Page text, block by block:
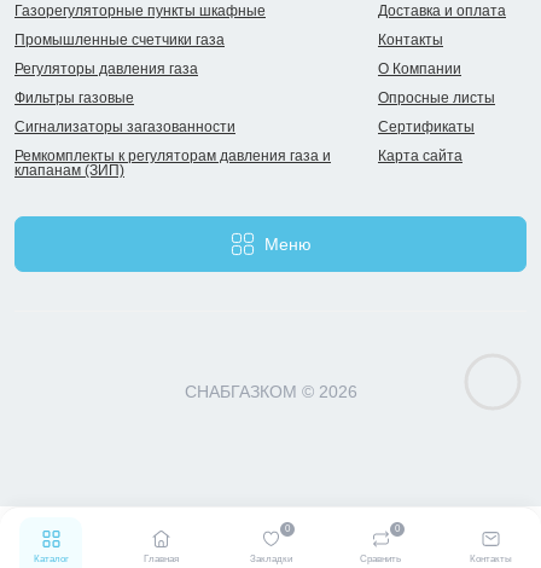
Каталог Главная Закладки
0
Сравнить
0
Контакты
Газорегуляторные пункты шкафные
Промышленные счетчики газа
Регуляторы давления газа
Фильтры газовые
Сигнализаторы загазованности
Ремкомплекты к регуляторам давления газа и
клапанам (ЗИП)
Доставка и оплата
Контакты
О Компании
Опросные листы
Сертификаты
Карта сайта
Меню
СНАБГАЗКОМ © 2026